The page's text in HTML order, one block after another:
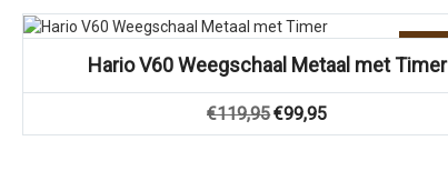
Hario V60 Weegschaal Metaal met Timer
€119,95 Oorspronkelijke
€99,95Huidige
Vergelijk